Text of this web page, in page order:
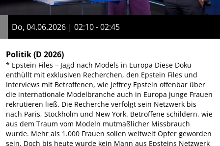
Do, 04.06.2026 | 02:10 - 02:45
Politik(D 2026)
* Epstein Files – Jagd nach Models in Europa Diese Doku
enthüllt mit exklusiven Recherchen, den Epstein Files und
Interviews mit Betroffenen, wie Jeffrey Epstein offenbar über
die internationale Modelbranche auch in Europa junge Frauen
rekrutieren ließ. Die Recherche verfolgt sein Netzwerk bis
nach Paris, Stockholm und New York. Betroffene schildern, wie
aus dem Traum vom Modeln mutmaßlicher Missbrauch
wurde. Mehr als 1.000 Frauen sollen weltweit Opfer geworden
sein. Doch bis heute wurde kein Mann aus Epsteins Netzwerk